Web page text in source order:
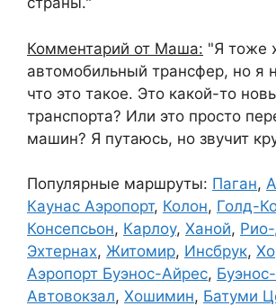
Комментарий от Маша: "Я тоже
автомобильный трансфер, но я
что это такое. Это какой-то
транспорта? Или это просто
машин? Я путаюсь, но звучит
Популярные маршруты: Паган,
Каунас Аэропорт, Колон, Голд-
Консепсьон, Карлоу, Ханой,
Эхтернах, Житомир, Инсбрук,
Аэропорт Буэнос-Айрес,
Автовокзал, Хошимин, Батуми